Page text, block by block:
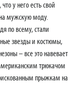
у него есть свой
на мужскую моду.
по всему, стали
звезды и костюмы,
– все это навевает
трюкачом
прыжкам на